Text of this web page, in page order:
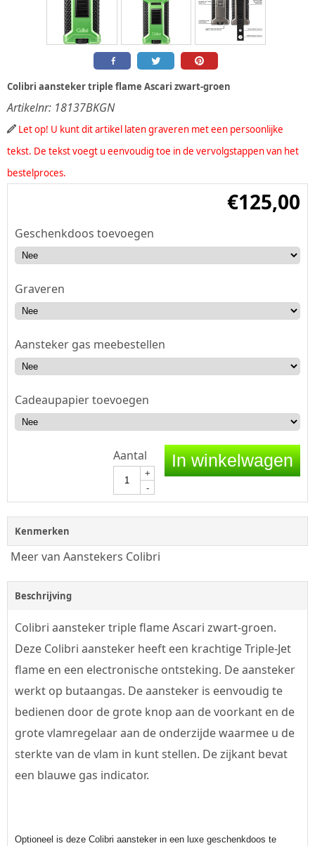
Colibri aansteker triple flame Ascari zwart-groen
Artikelnr: 18137BKGN
Let op! U kunt dit artikel laten graveren met een persoonlijke
tekst. De tekst voegt u eenvoudig toe in de vervolgstappen van het
bestelproces.
€125,00
Geschenkdoos toevoegen
Graveren
Aansteker gas meebestellen
Cadeaupapier toevoegen
Aantal
+
-
In winkelwagen
Kenmerken
Meer van Aanstekers Colibri
Beschrijving
Colibri aansteker triple flame Ascari zwart-groen.
Deze Colibri aansteker heeft een krachtige Triple-Jet
flame en een electronische ontsteking. De aansteker
werkt op butaangas. De aansteker is eenvoudig te
bedienen door de grote knop aan de voorkant en de
grote vlamregelaar aan de onderzijde waarmee u de
sterkte van de vlam in kunt stellen. De zijkant bevat
een blauwe gas indicator.
Optioneel is deze Colibri aansteker in een luxe geschenkdoos te